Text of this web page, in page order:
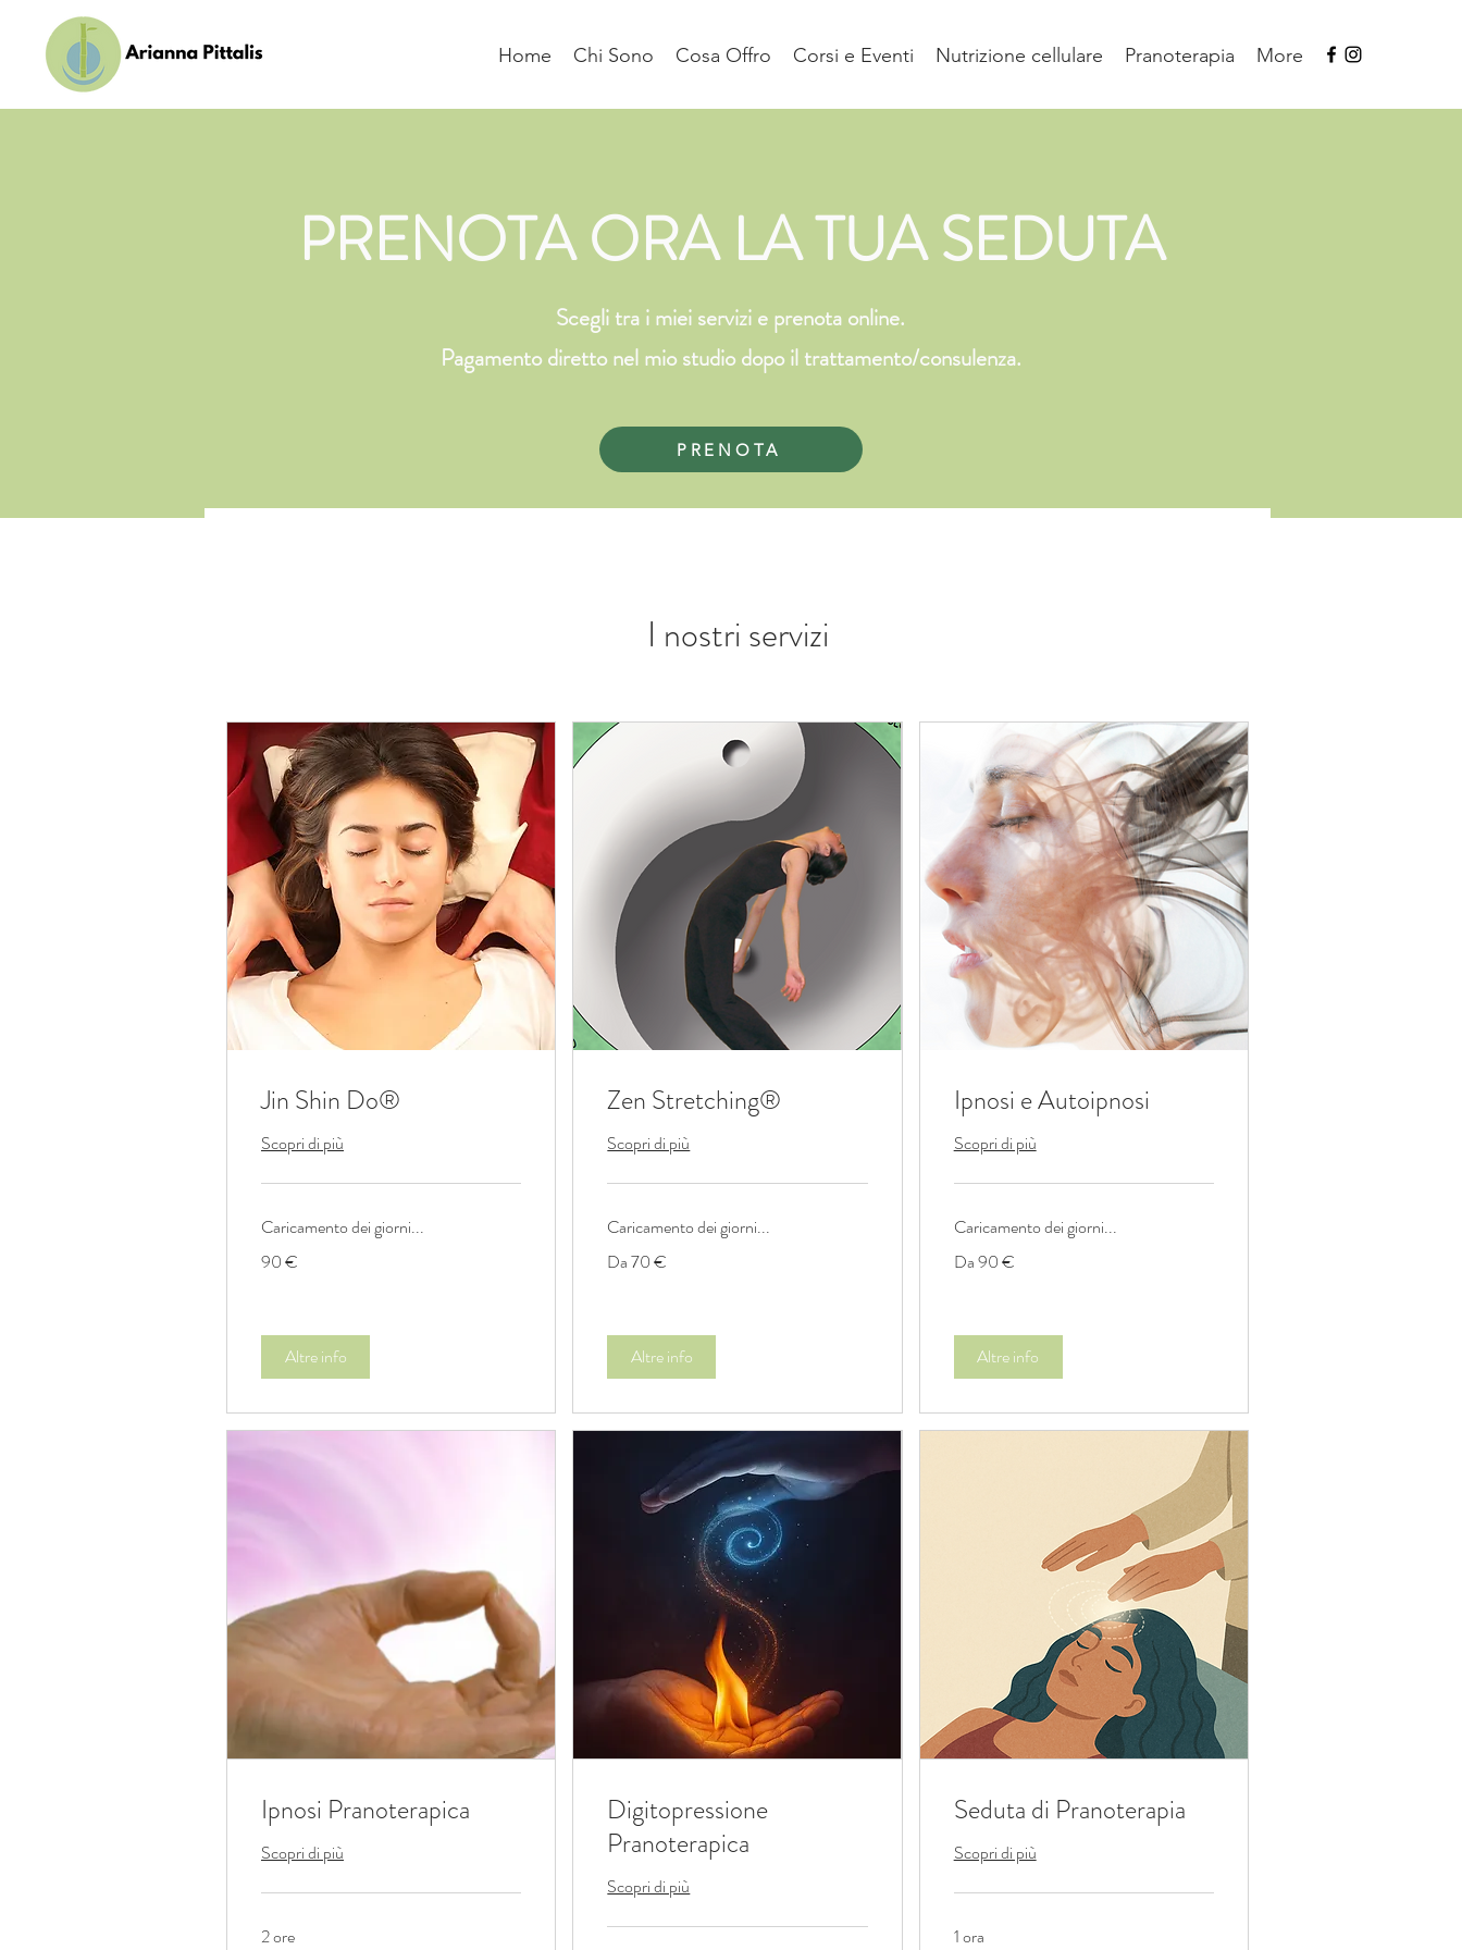
Home Chi Sono Cosa Offro Corsi e Eventi Nutrizione cellulare Pranoterapia More
PRENOTA ORA LA TUA SEDUTA
Scegli tra i miei servizi e prenota online.
Pagamento diretto nel mio studio dopo il trattamento/consulenza.
PRENOTA
I nostri servizi
Jin Shin Do®
Scopri di più
Caricamento dei giorni...
euro
90 €
Altre info
Zen Stretching®
Scopri di più
Caricamento dei giorni...
70
Da 70 €
Altre info
Ipnosi e Autoipnosi
Scopri di più
Caricamento dei giorni...
90
Da 90 €
Altre info
Ipnosi Pranoterapica
Scopri di più
2 ore
Digitopressione
Pranoterapica
Scopri di più
Seduta di Pranoterapia
Scopri di più
1 ora